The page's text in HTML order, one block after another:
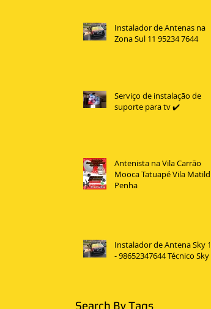
Instalador de Antenas na
Zona Sul 11 95234 7644
Serviço de instalação de
suporte para tv ✔️
Antenista na Vila Carrão
Mooca Tatuapé Vila Matilde
Penha
Instalador de Antena Sky 11
- 98652347644 Técnico Sky
Search By Tags